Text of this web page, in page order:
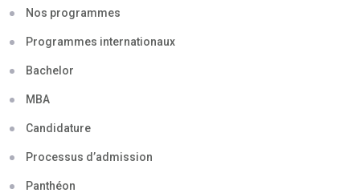
Nos programmes
Programmes internationaux
Bachelor
MBA
Candidature
Processus d’admission
Panthéon